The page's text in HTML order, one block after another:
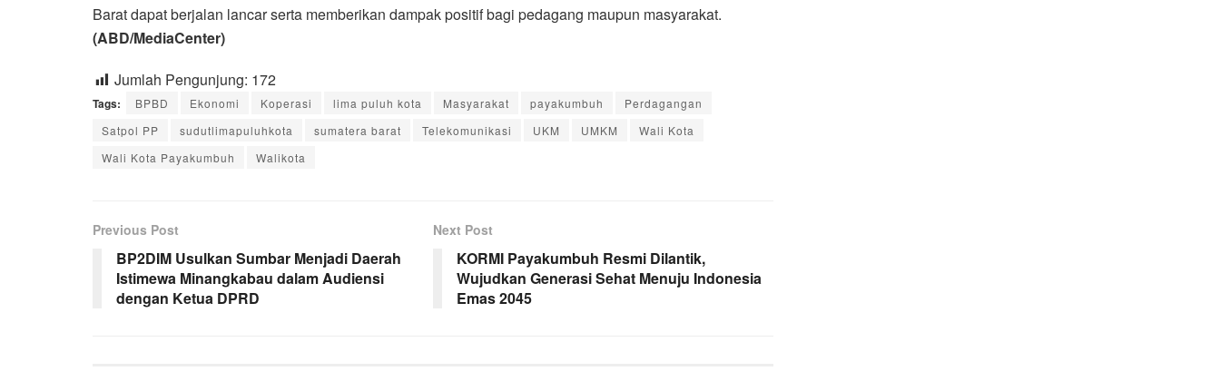
Barat dapat berjalan lancar serta memberikan dampak positif bagi pedagang maupun masyarakat.
(ABD/MediaCenter)
Jumlah Pengunjung: 172
Tags: BPBD Ekonomi Koperasi lima puluh kota Masyarakat payakumbuh
Perdagangan
Satpol PP
sudutlimapuluhkota sumatera barat Telekomunikasi UKM UMKM
Wali Kota
Wali Kota Payakumbuh
Walikota
Previous Post
BP2DIM Usulkan Sumbar Menjadi Daerah
Istimewa Minangkabau dalam Audiensi
dengan Ketua DPRD
Next Post
KORMI Payakumbuh Resmi Dilantik,
Wujudkan Generasi Sehat Menuju Indonesia
Emas 2045